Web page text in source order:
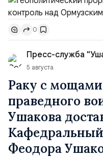
тезисы и последствия
доли контроля (75 на
контролировали пролив
50/50. Стало: Новое
Ираном...
0
Пресс-служба
5 августа
Раку с мощами
праведного
Ушакова
Феодора